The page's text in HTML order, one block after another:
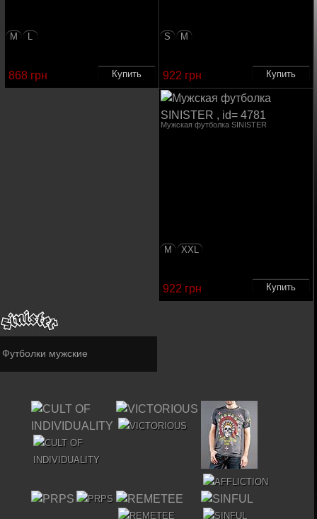
Футболки мужские
S M
922 грн
M L
868 грн
Мужская футболка SINISTER
M XXL
922 грн